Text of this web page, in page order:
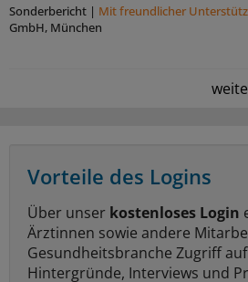
Sonderbericht | Mit freundlicher
GmbH, München
Vorteile des Logins
Über unser kostenloses Login
Ärztinnen sowie andere
Gesundheitsbranche Zugriff
Hintergründe, Interviews und